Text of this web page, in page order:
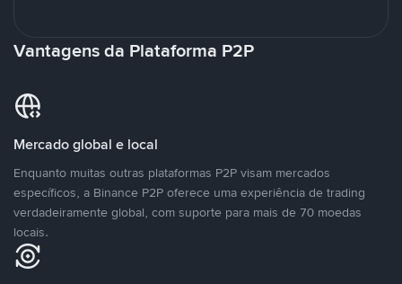
Vantagens da Plataforma P2P
Mercado global e local
Enquanto muitas outras plataformas P2P visam mercados
específicos, a Binance P2P oferece uma experiência de trading
verdadeiramente global, com suporte para mais de 70 moedas
locais.